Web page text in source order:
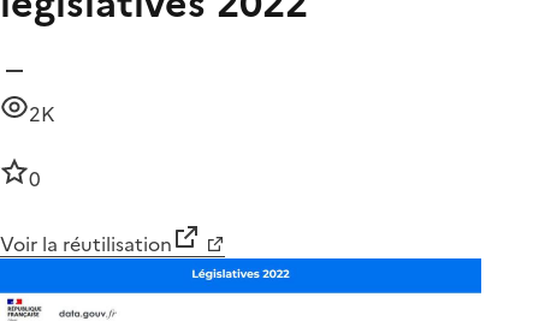
2K
0
Voir la réutilisation